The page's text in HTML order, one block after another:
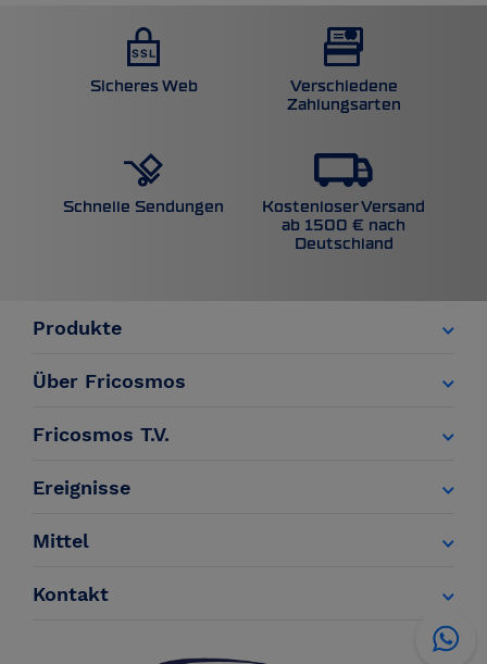
Sicheres Web
Verschiedene
Zahlungsarten
Schnelle Sendungen
Kostenloser Versand
ab 1500 € nach
Deutschland
Produkte
Über Fricosmos
Fricosmos T.V.
Ereignisse
Mittel
Kontakt